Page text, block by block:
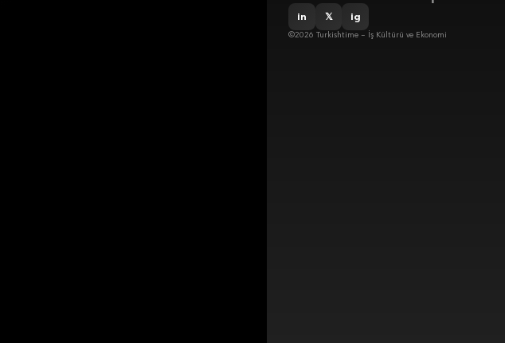
in 𝕏 ig
©2026 Turkishtime – İş Kültürü ve Ekonomi